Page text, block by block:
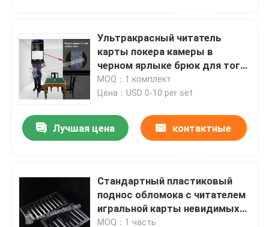
Контроль качества
Новости
Запросите цитату
Незримые играя карточки
Ультракрасный читатель
карты покера камеры в
черном ярлыке брюк для того
чтобы просмотреть
невидимые игральные карты
MOQ：1 комплект
Цена：USD 0-10 per set
Лучшая цена контактные
Стандартный пластиковый
поднос обломока с читателем
игральной карты невидимых
чернил маркированным внутрь
MOQ：1 часть